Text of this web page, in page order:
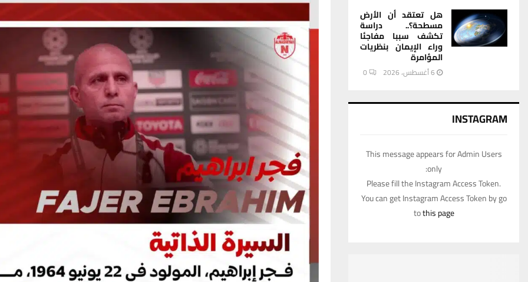
هل تعتقد أن الأرض
مسطحة؟.. دراسة
تكشف سببا مفاجئا
وراء الإيمان بنظريات
المؤامرة
6 أغسطس، 2026 0
INSTAGRAM
This message appears for Admin Users
only:
Please fill the Instagram Access Token.
You can get Instagram Access Token by go
tothis page